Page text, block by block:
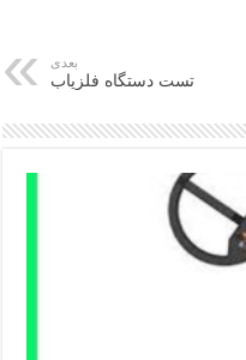
بعدی
تست دستگاه فلزیاب